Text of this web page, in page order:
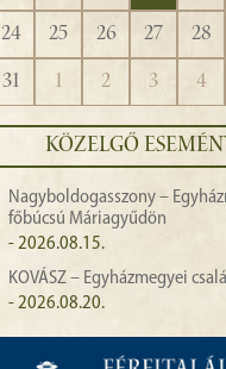
24
25 26 27 28
31
1 2 3 4
KÖZELGŐ
Nagyboldogasszony –
főbúcsú Máriagyűdön
- 2026.08.15.
KOVÁSZ – Egyházmegyei
- 2026.08.20.